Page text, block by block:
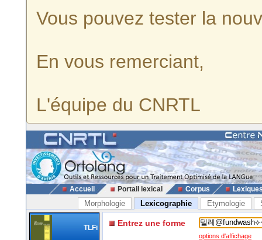
Vous pouvez tester la
En vous remerciant,
L'équipe du CNRTL
Accueil Portail lexical Corpus
Morphologie Lexicographie Etymologie
TLFi Entrez une forme
options d'affichage